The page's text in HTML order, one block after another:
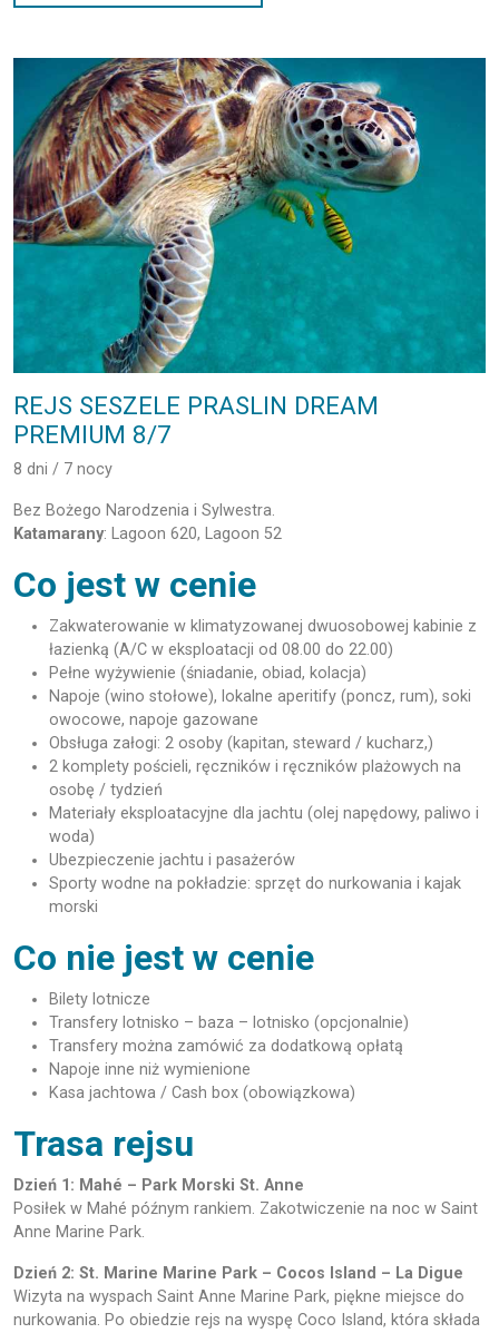
REJS SESZELE PRASLIN DREAM
PREMIUM 8/7
8 dni / 7 nocy
Bez Bożego Narodzenia i Sylwestra.
Katamarany: Lagoon 620, Lagoon 52
Co jest w cenie
Zakwaterowanie w klimatyzowanej dwuosobowej kabinie z
łazienką (A/C w eksploatacji od 08.00 do 22.00)
Pełne wyżywienie (śniadanie, obiad, kolacja)
Napoje (wino stołowe), lokalne aperitify (poncz, rum), soki
owocowe, napoje gazowane
Obsługa załogi: 2 osoby (kapitan, steward / kucharz,)
2 komplety pościeli, ręczników i ręczników plażowych na
osobę / tydzień
Materiały eksploatacyjne dla jachtu (olej napędowy, paliwo i
woda)
Ubezpieczenie jachtu i pasażerów
Sporty wodne na pokładzie: sprzęt do nurkowania i kajak
morski
Co nie jest w cenie
Bilety lotnicze
Transfery lotnisko – baza – lotnisko (opcjonalnie)
Transfery można zamówić za dodatkową opłatą
Napoje inne niż wymienione
Kasa jachtowa / Cash box (obowiązkowa)
Trasa rejsu
Dzień 1: Mahé – Park Morski St. Anne
Posiłek w Mahé późnym rankiem. Zakotwiczenie na noc w Saint
Anne Marine Park.
Dzień 2: St. Marine Marine Park – Cocos Island – La Digue
Wizyta na wyspach Saint Anne Marine Park, piękne miejsce do
nurkowania. Po obiedzie rejs na wyspę Coco Island, która składa